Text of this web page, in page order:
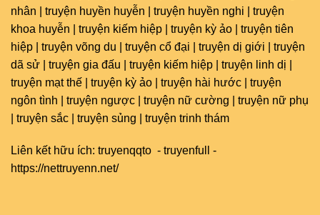
nhân | truyện huyền huyễn | truyện huyền nghi | truyện
khoa huyễn | truyện kiếm hiệp | truyện kỳ ảo | truyện tiên
hiệp | truyện võng du | truyện cổ đại | truyện dị giới | truyện
dã sử | truyện gia đấu | truyện kiếm hiệp | truyện linh dị |
truyện mạt thế | truyện kỳ ảo | truyện hài hước | truyện
ngôn tình | truyện ngược | truyện nữ cường | truyện nữ phụ
| truyện sắc | truyện sủng | truyện trinh thám
Liên kết hữu ích: truyenqqto - truyenfull
-
https://nettruyenn.net/